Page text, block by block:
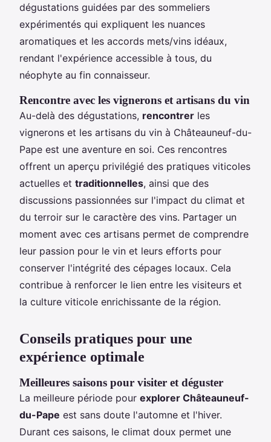
dégustations guidées par des sommeliers
expérimentés qui expliquent les nuances
aromatiques et les accords mets/vins idéaux,
rendant l'expérience accessible à tous, du
néophyte au fin connaisseur.
Rencontre avec les vignerons et artisans du vin
Au-delà des dégustations, rencontrer les
vignerons et les artisans du vin à Châteauneuf-du-
Pape est une aventure en soi. Ces rencontres
offrent un aperçu privilégié des pratiques viticoles
actuelles et traditionnelles, ainsi que des
discussions passionnées sur l'impact du climat et
du terroir sur le caractère des vins. Partager un
moment avec ces artisans permet de comprendre
leur passion pour le vin et leurs efforts pour
conserver l'intégrité des cépages locaux. Cela
contribue à renforcer le lien entre les visiteurs et
la culture viticole enrichissante de la région.
Conseils pratiques pour une
expérience optimale
Meilleures saisons pour visiter et déguster
La meilleure période pour explorer Châteauneuf-
du-Pape est sans doute l'automne et l'hiver.
Durant ces saisons, le climat doux permet une